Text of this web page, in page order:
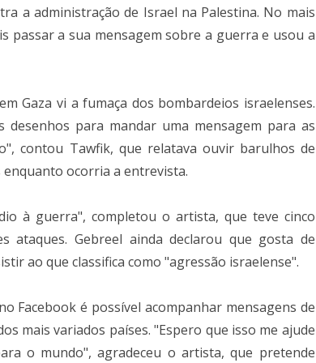
a administração de Israel na Palestina. No mais
passar a sua mensagem sobre a guerra e usou a
Gaza vi a fumaça dos bombardeios israelenses.
desenhos para mandar uma mensagem para as
contou Tawfik, que relatava ouvir barulhos de
ocorria a entrevista.
à guerra", completou o artista, que teve cinco
ataques. Gebreel ainda declarou que gosta de
ao que classifica como "agressão israelense".
Facebook é possível acompanhar mensagens de
mais variados países. "Espero que isso me ajude
o mundo", agradeceu o artista, que pretende